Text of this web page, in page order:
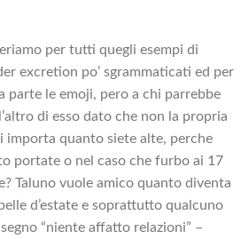
per tutti quegli esempi di
excretion po’ sgrammaticati ed per
parte le emoji, pero a chi parrebbe
di esso dato che non la propria
importa quanto siete alte, perche
portate o nel caso che furbo ai 17
Taluno vuole amico quanto diventa
d’estate e soprattutto qualcuno
“niente affatto relazioni” –